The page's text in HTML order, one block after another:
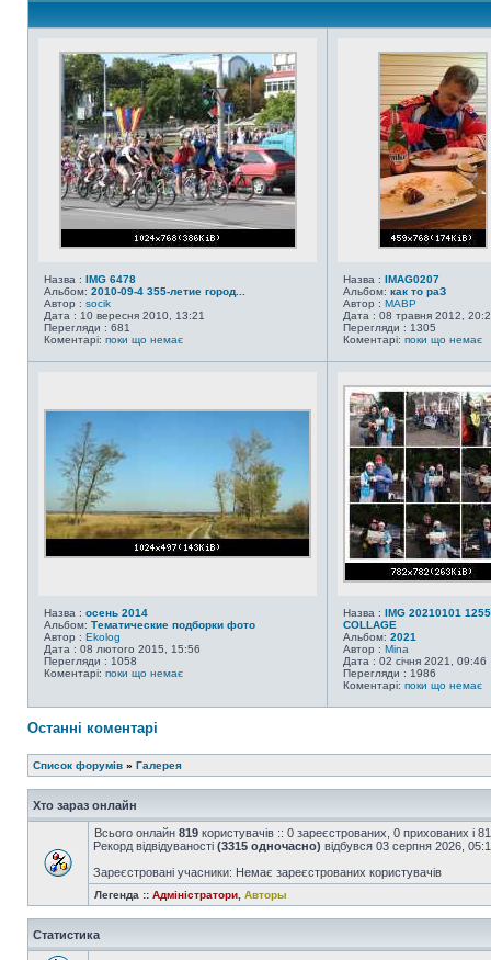
Назва : IMG 6478
Альбом: 2010-09-4 355-летие город...
Автор : socik
Дата : 10 вересня 2010, 13:21
Перегляди : 681
Коментарі: поки що немає
Назва : IMAG0207
Альбом: как то раЗ
Автор : MABP
Дата : 08 травня 2012,
Перегляди : 1305
Коментарі: поки що немає
Назва : осень 2014
Альбом: Тематические подборки фото
Автор : Ekolog
Дата : 08 лютого 2015, 15:56
Перегляди : 1058
Коментарі: поки що немає
Назва : IMG 20210101
COLLAGE
Альбом: 2021
Автор : Mina
Дата : 02 січня 2021, 09:46
Перегляди : 1986
Коментарі: поки що немає
Останні коментарі
Список форумів » Галерея
Хто зараз онлайн
Всього онлайн 819 користувачів :: 0 зареєстрованих, 0 прихованих і
Рекорд відвідуваності (3315 одночасно) відбувся 03 серпня 2026,
Зареєстровані учасники: Немає зареєстрованих користувачів
Легенда :: Адміністратори Авторы
Статистика